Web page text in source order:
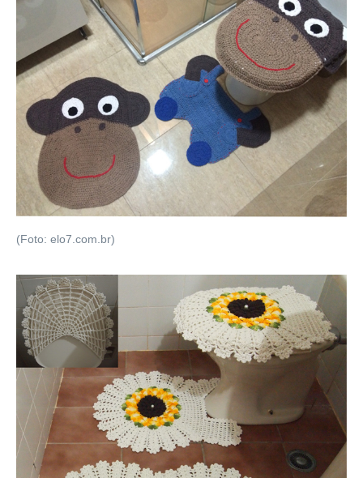
(Foto: elo7.com.br)